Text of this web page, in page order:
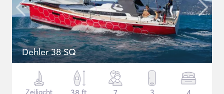
Dehler 38 SQ
Zeiljacht